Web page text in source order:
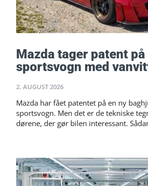
Mazda tager patent på
sportsvogn med
2. AUGUST 2026
Mazda har fået patentet på en ny
sportsvogn. Men det er de tekniske
dørene, der gør bilen interessant.